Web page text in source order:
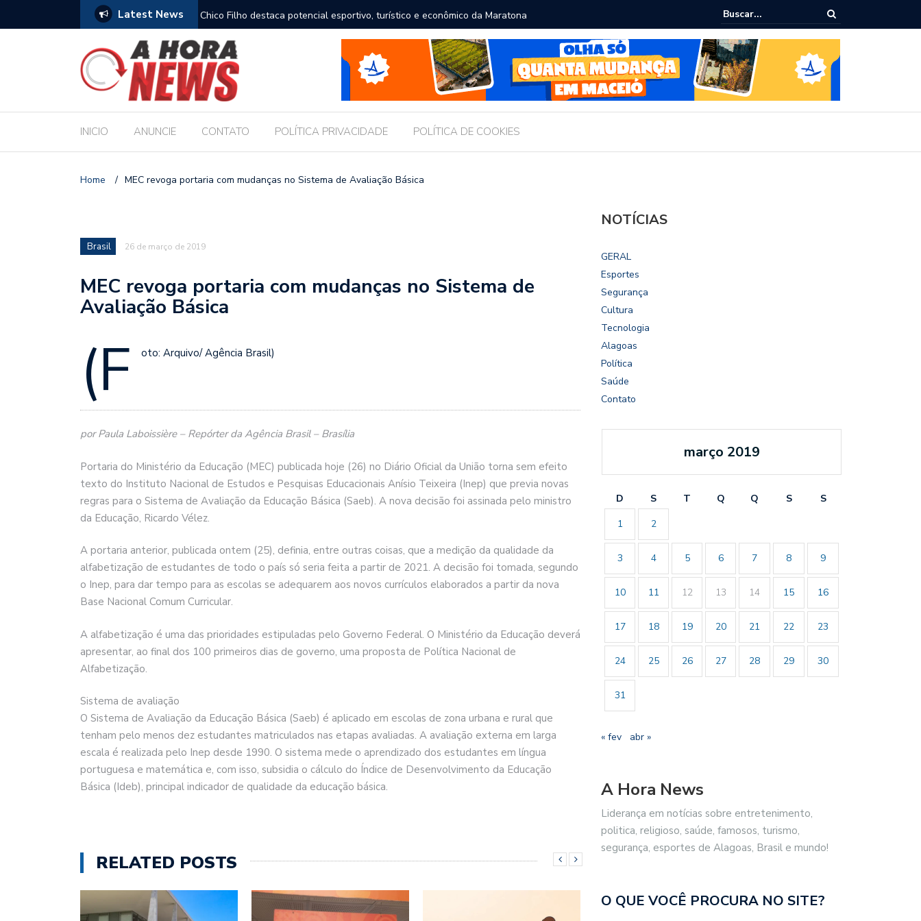
Latest News
escolares e sanciona jornada de 30 horas
Chico Filho destaca potencial esportivo, turístico e econômico da Maratona
Internacional de Maceió
Brasil repudia revogação de visto de embaixadora nos EUA
INICIO ANUNCIE CONTATO POLÍTICA PRIVACIDADE POLÍTICA DE COOKIES
Home / MEC revoga portaria com mudanças no Sistema de Avaliação Básica
Brasil 26 de março de 2019
MEC revoga portaria com mudanças no Sistema de
Avaliação Básica
(F oto: Arquivo/ Agência Brasil)
por Paula Laboissière – Repórter da Agência Brasil – Brasília
Portaria do Ministério da Educação (MEC) publicada hoje (26) no Diário Oficial da União torna sem efeito
texto do Instituto Nacional de Estudos e Pesquisas Educacionais Anísio Teixeira (Inep) que previa novas
regras para o Sistema de Avaliação da Educação Básica (Saeb). A nova decisão foi assinada pelo ministro
da Educação, Ricardo Vélez.
A portaria anterior, publicada ontem (25), definia, entre outras coisas, que a medição da qualidade da
alfabetização de estudantes de todo o país só seria feita a partir de 2021. A decisão foi tomada, segundo
o Inep, para dar tempo para as escolas se adequarem aos novos currículos elaborados a partir da nova
Base Nacional Comum Curricular.
A alfabetização é uma das prioridades estipuladas pelo Governo Federal. O Ministério da Educação deverá
apresentar, ao final dos 100 primeiros dias de governo, uma proposta de Política Nacional de
Alfabetização.
Sistema de avaliação
O Sistema de Avaliação da Educação Básica (Saeb) é aplicado em escolas de zona urbana e rural que
tenham pelo menos dez estudantes matriculados nas etapas avaliadas. A avaliação externa em larga
escala é realizada pelo Inep desde 1990. O sistema mede o aprendizado dos estudantes em língua
portuguesa e matemática e, com isso, subsidia o cálculo do Índice de Desenvolvimento da Educação
Básica (Ideb), principal indicador de qualidade da educação básica.
RELATED POSTS
NOTÍCIAS
GERAL
Esportes
Segurança
Cultura
Tecnologia
Alagoas
Política
Saúde
Contato
março 2019
D S T Q Q S
S
1
2
3 4 5 6 7 8 9
10 11 12 13 14 15 16
17 18 19 20 21 22 23
24 25 26 27 28 29 30
31
« fev abr »
A Hora News
Liderança em notícias sobre entretenimento,
politica, religioso, saúde, famosos, turismo,
segurança, esportes de Alagoas, Brasil e mundo!
O QUE VOCÊ PROCURA NO SITE?